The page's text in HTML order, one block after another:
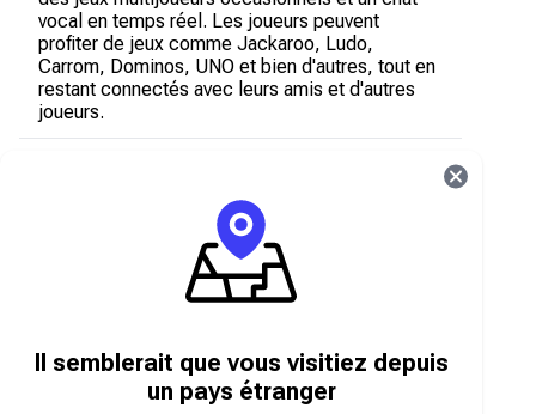
vocal en temps réel. Les joueurs peuvent
profiter de jeux comme Jackaroo, Ludo,
Carrom, Dominos, UNO et bien d'autres, tout en
restant connectés avec leurs amis et d'autres
joueurs.
Un bon Sawa Play est un code numérique
prépayé permettant d'obtenir des diamants dans
Sawa Play. Ce bon peut être utilisé pour acheter
de la monnaie virtuelle sans avoir à lier une carte
Que sont les diamants Sawa Play ?
Il semblerait que vous visitiez depuis
un pays étranger